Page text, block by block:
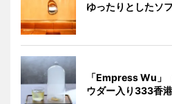
ゆったりとしたソ
「Empress Wu」
ウダー入り333香港